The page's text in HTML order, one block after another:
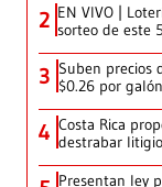
2 EN VIVO |
sorteo de este
3 Suben precios
$0.26 por galón
4 Costa Rica
destrabar
Presentan ley